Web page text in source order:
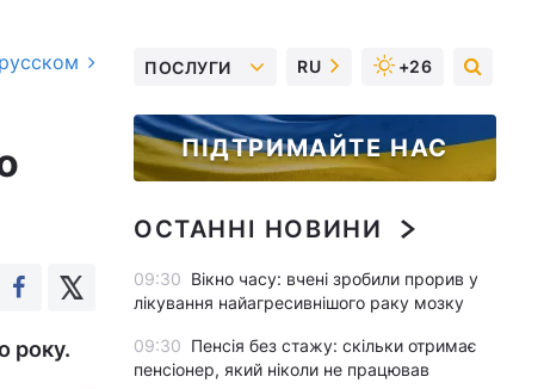
року.
ПОСЛУГИ RU +26
ПІДТРИМАЙТЕ НАС
ОСТАННІ НОВИНИ
09:30 Вікно часу: вчені зробили прорив у
лікування найагресивнішого раку мозку
09:30 Пенсія без стажу: скільки отримає
пенсіонер, який ніколи не працював